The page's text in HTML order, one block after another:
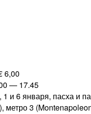
6,00
— 17.45
и 6 января, пасха и
метро 3